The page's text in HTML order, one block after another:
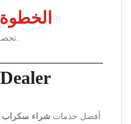
الخطوة 5: الدفع الفوري
تحصل على المبلغ مباشرة بدون تأخير.
تقدم شركة Scrap Dealer Jeddah أفضل خدمات شراء سكراب